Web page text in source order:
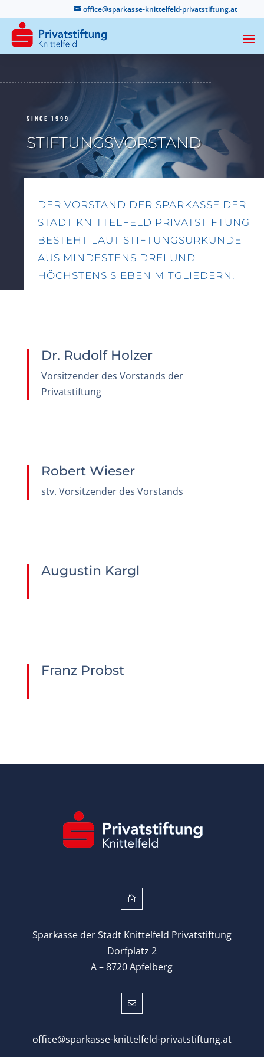
office@sparkasse-knittelfeld-privatstiftung.at
SINCE 1999
STIFTUNGSVORSTAND
DER VORSTAND DER SPARKASSE DER
STADT KNITTELFELD PRIVATSTIFTUNG
BESTEHT LAUT STIFTUNGSURKUNDE
AUS MINDESTENS DREI UND
HÖCHSTENS SIEBEN MITGLIEDERN.
Dr. Rudolf Holzer
Vorsitzender des Vorstands der
Privatstiftung
Robert Wieser
stv. Vorsitzender des Vorstands
Augustin Kargl
Franz Probst

Sparkasse der Stadt Knittelfeld Privatstiftung
Dorfplatz 2
A – 8720 Apfelberg

office@sparkasse-knittelfeld-privatstiftung.at